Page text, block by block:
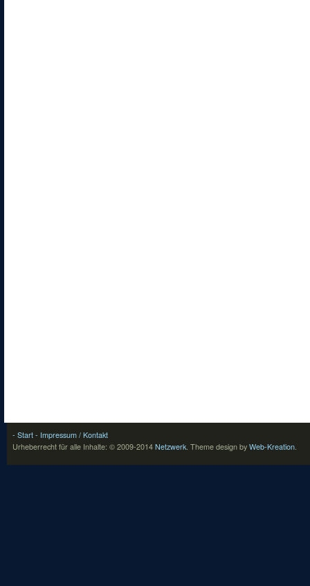
- Start - Impressum / Kontakt
Urheberrecht für alle Inhalte: © 2009-2014 Netzwerk. Theme design by Web-Kreation.